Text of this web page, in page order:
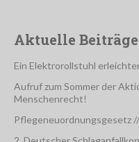
Aktuelle
Ein Elektrorollstuhl
Aufruf zum Sommer der
Menschenrecht!
Pflegeneuordnungsgesetz